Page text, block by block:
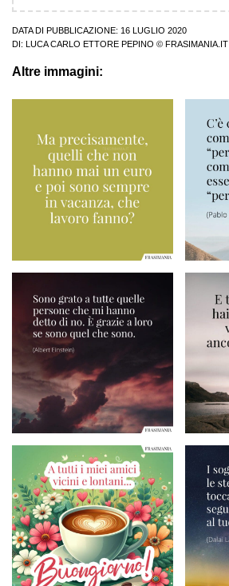
DATA DI PUBBLICAZIONE: 16 LUGLIO 2020
DI:
LUCA CARLO ETTORE PEPINO © FRASIMANIA.IT
Altre immagini: